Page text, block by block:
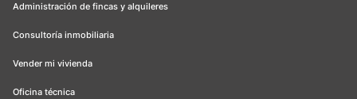
Administración de fincas y alquileres
Consultoría inmobiliaria
Vender mi vivienda
Oficina técnica